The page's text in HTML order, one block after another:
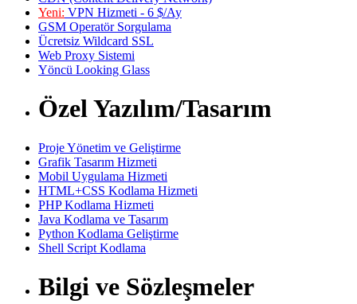
Yeni: VPN Hizmeti - 6 $/Ay
GSM Operatör Sorgulama
Ücretsiz Wildcard SSL
Web Proxy Sistemi
Yöncü Looking Glass
Özel Yazılım/Tasarım
Proje Yönetim ve Geliştirme
Grafik Tasarım Hizmeti
Mobil Uygulama Hizmeti
HTML+CSS Kodlama Hizmeti
PHP Kodlama Hizmeti
Java Kodlama ve Tasarım
Python Kodlama Geliştirme
Shell Script Kodlama
Bilgi ve Sözleşmeler